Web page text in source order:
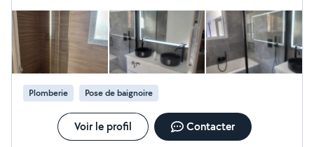
parfait. Travail propre, soigné et réalisé dans les temps. En plus
d’être professionnel, il est de bon conseil et très agréable. Je
recommande Abdel sans hésiter !
Plomberie Pose de baignoire
Voir le profil Contacter